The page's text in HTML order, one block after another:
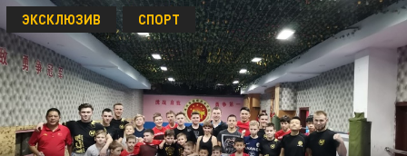
ЭКСКЛЮЗИВ СПОРТ